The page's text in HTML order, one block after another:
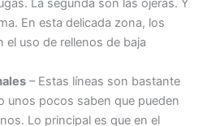
La segunda son las ojeras. Y
En esta delicada zona, los
el uso de rellenos de baja
– Estas líneas son bastante
unos pocos saben que pueden
Lo principal es que en el